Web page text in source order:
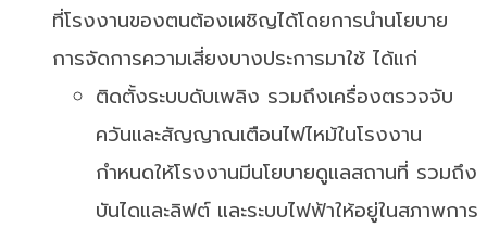
ที่โรงงานของตนต้องเผชิญได้โดยการนำนโยบาย
การจัดการความเสี่ยงบางประการมาใช้ ได้แก่
ติดตั้งระบบดับเพลิง รวมถึงเครื่องตรวจจับ
ควันและสัญญาณเตือนไฟไหม้ในโรงงาน
กำหนดให้โรงงานมีนโยบายดูแลสถานที่ รวมถึง
บันไดและลิฟต์ และระบบไฟฟ้าให้อยู่ในสภาพการ